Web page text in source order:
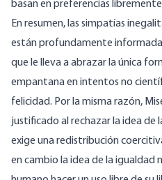
basan enpreferencias libremente
En resumen, las simpatías
están profundamente
que le lleva a abrazar la única
empantana en intentos no
felicidad. Por la misma razón,
justificado al rechazar la idea de
exige una redistribución
en cambio la idea de la igualdad